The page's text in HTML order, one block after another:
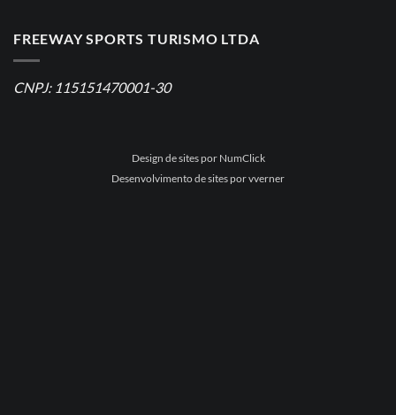
FREEWAY SPORTS TURISMO LTDA
CNPJ: 115151470001-30
Design de sites por NumClick
Desenvolvimento de sites por vverner